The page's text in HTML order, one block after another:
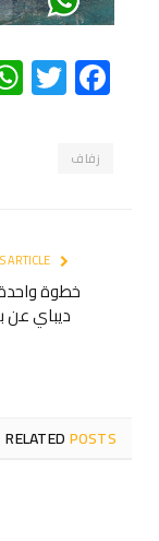
زفاف
خطوة
ديباي عن
RELATEDPOSTS